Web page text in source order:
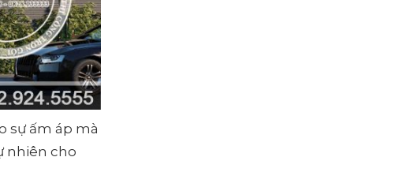
sự ấm áp mà
nhiên cho